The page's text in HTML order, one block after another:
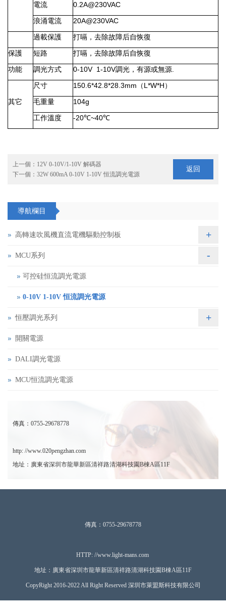
電流
0.2A@230VAC
浪涌電流
20A@230VAC
過載保護
打嗝，去除故障后自恢復
保護
短路
打嗝，去除故障后自恢復
功能
調光方式 0-10V 1-10V調光，有源或無源
其它
尺寸 150.6*42.8*28.3mm （L*W*H）
毛重量
104g
工作溫度
-20℃~40℃
上一個： 12V 0-10V/1-10V 解碼器
下一個： 32W 600mA 0-10V 1-10V 恒流調光電源
返回
導航欄目
高轉速吹風機直流電機驅動控制板 +
MCU系列 -
可控硅恒流調光電源
0-10V 1-10V 恒流調光電源
恒壓調光系列 +
開關電源
DALI調光電源
MCU恒流調光電源
傳真：0755-29678778
http: //www.020pengzhan.com
地址：廣東省深圳市龍華新區清祥路清湖科技園B棟A區11F
傳真：0755-29678778
HTTP: //www.light-mans.com
地址：廣東省深圳市龍華新區清祥路清湖科技園B棟A區11F
CopyRight 2016-2022 All Right Reserved 深圳市萊盟斯科技有限公司